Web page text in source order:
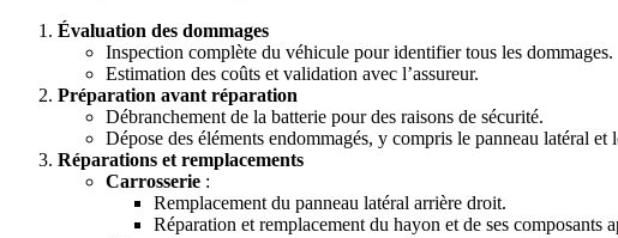
Évaluation des dommages
Inspection complète du véhicule pour identifier tous les dommages.
Estimation des coûts et validation avec l’assureur.
Préparation avant réparation
Débranchement de la batterie pour des raisons de sécurité.
Dépose des éléments endommagés, y compris le panneau latéral et
Réparations et remplacements
Carrosserie :
Remplacement du panneau latéral arrière droit.
Réparation et remplacement du hayon et de ses composants